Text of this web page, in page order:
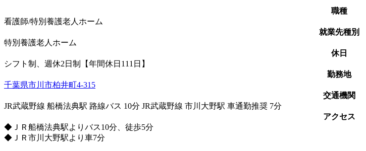
職種
看護師/特別養護老人ホーム
就業先種別
特別養護老人ホーム
休日
シフト制、週休2日制【年間休日111日】
勤務地
千葉県市川市柏井町4-315
交通機関
JR武蔵野線 船橋法典駅 路線バス 10分 JR武蔵野線 市川大野駅 車通勤推奨 7分
アクセス
◆ＪＲ船橋法典駅よりバス10分、徒歩5分
◆ＪＲ市川大野駅より車7分